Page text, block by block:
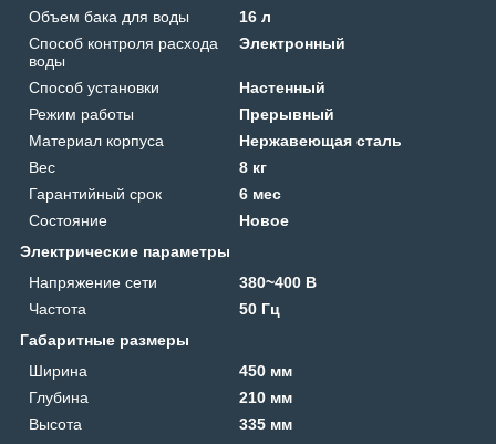
Объем бака для воды
16 л
Способ контроля расхода
воды
Электронный
Способ установки
Настенный
Режим работы
Прерывный
Материал корпуса
Нержавеющая сталь
Вес
8 кг
Гарантийный срок
6 мес
Состояние
Новое
Электрические параметры
Напряжение сети
380~400 В
Частота
50 Гц
Габаритные размеры
Ширина
450 мм
Глубина
210 мм
Высота
335 мм